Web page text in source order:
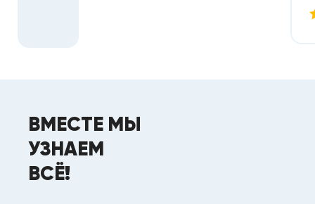
ВМЕСТЕ МЫ
УЗНАЕМ
ВСЁ!